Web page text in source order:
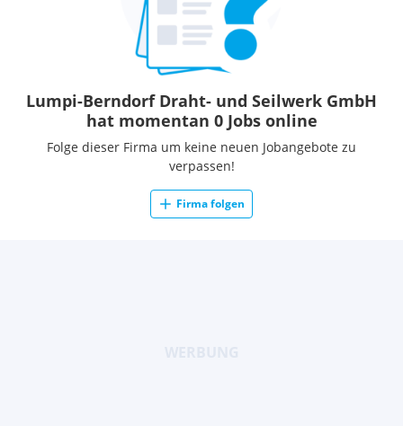
Lumpi-Berndorf Draht- und Seilwerk GmbH
hat momentan 0 Jobs online
Folge dieser Firma um keine neuen Jobangebote zu
verpassen!
Firma folgen